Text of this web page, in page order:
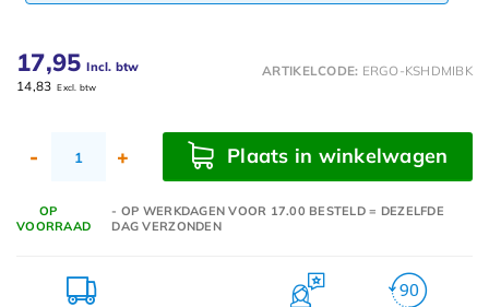
17,95 Incl. btw
14,83 Excl. btw
ARTIKELCODE: ERGO-KSHDMIBK
- + Plaats in winkelwagen
OP
VOORRAAD
- OP WERKDAGEN VOOR 17.00 BESTELD = DEZELFDE
DAG VERZONDEN